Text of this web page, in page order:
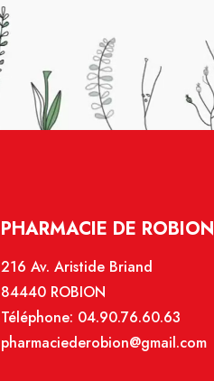
PHARMACIE DE ROBION
216 Av. Aristide Briand
84440 ROBION
Téléphone: 04.90.76.60.63
pharmaciederobion@gmail.com